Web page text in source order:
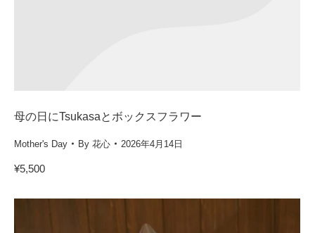
母の日にTsukasaとボックスフラワー
Mother's Day By 花心 2026年4月14日
¥5,500